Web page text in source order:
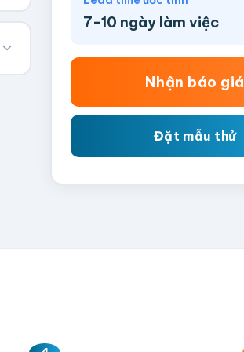
7-10 ngày làm việc
Nhận báo giá
Đặt mẫu thử